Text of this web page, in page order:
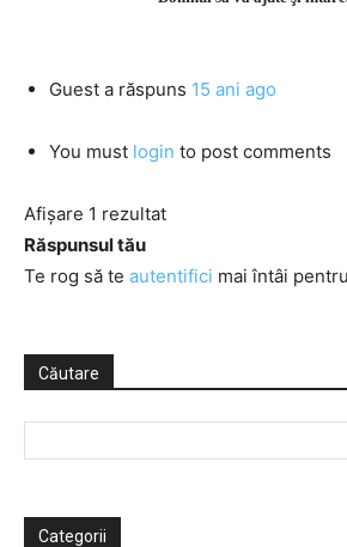
Guest a răspuns 15 ani ago
You must login to post comments
Afișare 1 rezultat
Răspunsul tău
Te rog să te autentifici mai întâi
Căutare
Categorii